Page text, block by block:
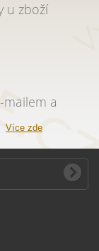
u zboží
mailem a
Více zde